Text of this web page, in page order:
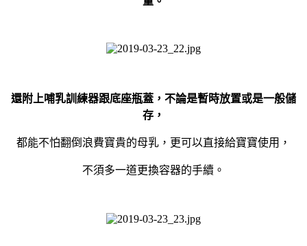
還附上哺乳訓練器跟底座瓶蓋，不論是暫時放置或是一般儲
存，
都能不怕翻倒浪費寶貴的母乳，更可以直接給寶寶使用 ，
不須多一道更換容器的手續。